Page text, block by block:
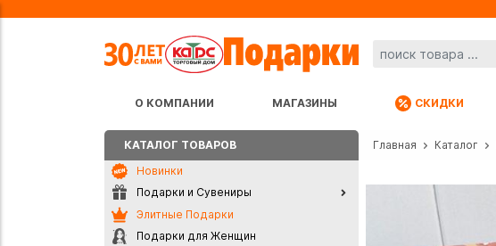
О КОМПАНИИ МАГАЗИНЫ СКИДКИ
КАТАЛОГ ТОВАРОВ
Новинки
Подарки и Сувениры
Элитные Подарки
Подарки для Женщин
Главная Каталог